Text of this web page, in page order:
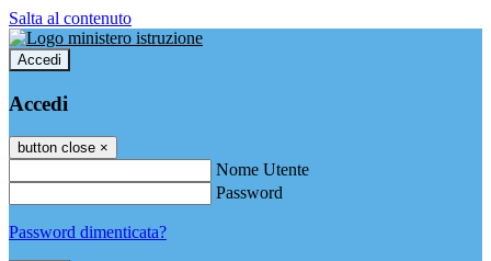
Salta al contenuto
Accedi
Accedi
button close ×
Nome Utente
Password
Password dimenticata?